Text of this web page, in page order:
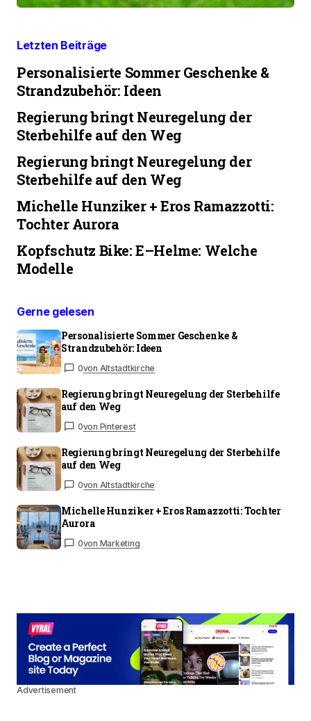
Letzten Beiträge
Personalisierte Sommer Geschenke &
Strandzubehör: Ideen
Regierung bringt Neuregelung der
Sterbehilfe auf den Weg
Regierung bringt Neuregelung der
Sterbehilfe auf den Weg
Michelle Hunziker + Eros Ramazzotti:
Tochter Aurora
Kopfschutz Bike: E–Helme: Welche
Modelle
Gerne gelesen
Personalisierte Sommer Geschenke &
Strandzubehör: Ideen
0von Altstadtkirche
Regierung bringt Neuregelung der Sterbehilfe
auf den Weg
0von Pinterest
Regierung bringt Neuregelung der Sterbehilfe
auf den Weg
0von Altstadtkirche
Michelle Hunziker + Eros Ramazzotti: Tochter
Aurora
0von Marketing
Advertisement